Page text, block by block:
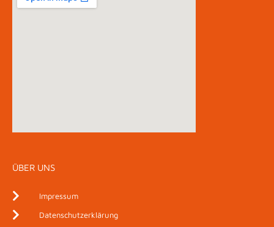
ÜBER UNS
Impressum
Datenschutzerklärung